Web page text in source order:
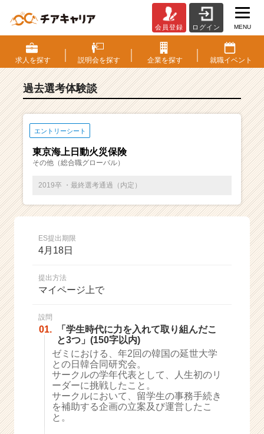
S・
選
考
験
ベ
ン
チ
ー・
成
ス
ト
が
届
く
就
活
サ
会員登録 ログイン MENU
求人を探す 説明会を探す 企業を探す 就職イベント
過去選考体験談
エントリーシート
東京海上日動火災保険
その他（総合職グローバル）
2019卒 ・最終選考通過（内定）
ES提出期限
4月18日
提出方法
マイページ上で
設問
01.
「学生時代に力を入れて取り組んだこ
と3つ」(150字以内)
ゼミにおける、年2回の韓国の延世大学
との日韓合同研究会。
サークルの学年代表として、人生初のリ
ーダーに挑戦したこと。
サークルにおいて、留学生の事務手続き
を補助する企画の立案及び運営したこ
と。